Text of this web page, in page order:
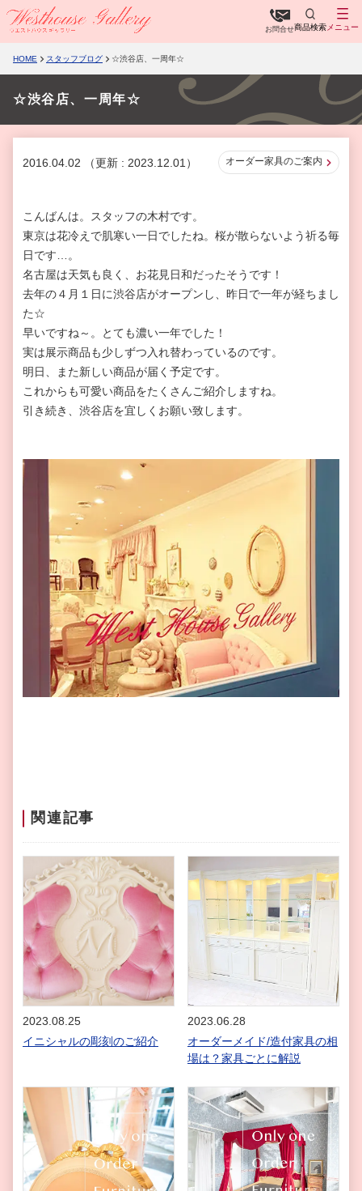
お問合せ商品検索 メニュー
HOME スタッフブログ ☆渋谷店、一周年☆
☆渋谷店、一周年☆
2016.04.02 （更新 : 2023.12.01） オーダー家具のご案内
こんばんは。スタッフの木村です。
東京は花冷えで肌寒い一日でしたね。桜が散らないよう祈る毎
日です…。
名古屋は天気も良く、お花見日和だったそうです！
去年の４月１日に渋谷店がオープンし、昨日で一年が経ちまし
た☆
早いですね～。とても濃い一年でした！
実は展示商品も少しずつ入れ替わっているのです。
明日、また新しい商品が届く予定です。
これからも可愛い商品をたくさんご紹介しますね。
引き続き、渋谷店を宜しくお願い致します。
関連記事
2023.08.25
イニシャルの彫刻のご紹介
2023.06.28
オーダーメイド/造付家具の相
場は？家具ごとに解説